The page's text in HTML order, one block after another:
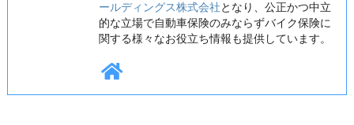
ールディングス株式会社となり、公正かつ中立
的な立場で自動車保険のみならずバイク保険に
関する様々なお役立ち情報も提供しています。